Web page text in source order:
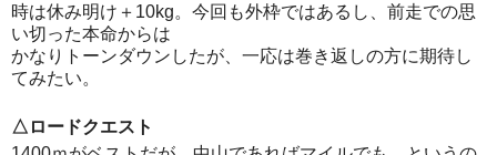
時は休み明け＋10kg。今回も外枠ではあるし、前走での思
い切った本命からは
かなりトーンダウンしたが、一応は巻き返しの方に期待し
てみたい。
△ロードクエスト